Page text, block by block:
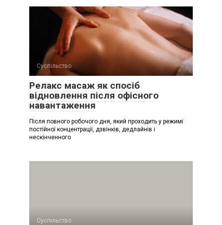
Суспільство
Релакс масаж як спосіб
відновлення після офісного
навантаження
Після повного робочого дня, який проходить у режимі
постійної концентрації, дзвінків, дедлайнів і
нескінченного
Суспільство